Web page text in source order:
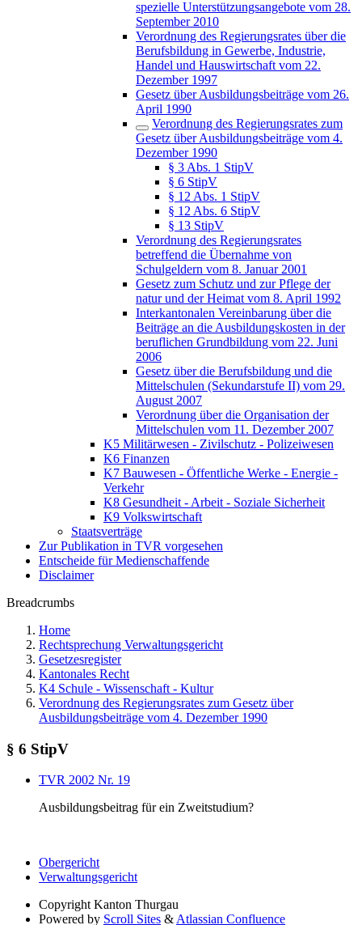
spezielle Unterstützungsangebote vom 28.
September 2010
Verordnung des Regierungsrates über die
Berufsbildung in Gewerbe, Industrie,
Handel und Hauswirtschaft vom 22.
Dezember 1997
Gesetz über Ausbildungsbeiträge vom 26.
April 1990
Verordnung des Regierungsrates zum
Gesetz über Ausbildungsbeiträge vom 4.
Dezember 1990
§ 3 Abs. 1 StipV
§ 6 StipV
§ 12 Abs. 1 StipV
§ 12 Abs. 6 StipV
§ 13 StipV
Verordnung des Regierungsrates
betreffend die Übernahme von
Schulgeldern vom 8. Januar 2001
Gesetz zum Schutz und zur Pflege der
natur und der Heimat vom 8. April 1992
Interkantonalen Vereinbarung über die
Beiträge an die Ausbildungskosten in der
beruflichen Grundbildung vom 22. Juni
2006
Gesetz über die Berufsbildung und die
Mittelschulen (Sekundarstufe II) vom 29.
August 2007
Verordnung über die Organisation der
Mittelschulen vom 11. Dezember 2007
K5 Militärwesen - Zivilschutz - Polizeiwesen
K6 Finanzen
K7 Bauwesen - Öffentliche Werke - Energie -
Verkehr
K8 Gesundheit - Arbeit - Soziale Sicherheit
K9 Volkswirtschaft
Staatsverträge
Zur Publikation in TVR vorgesehen
Entscheide für Medienschaffende
Disclaimer
Breadcrumbs
Home
Rechtsprechung Verwaltungsgericht
Gesetzesregister
Kantonales Recht
K4 Schule - Wissenschaft - Kultur
Verordnung des Regierungsrates zum Gesetz über
Ausbildungsbeiträge vom 4. Dezember 1990
§ 6 StipV
TVR 2002 Nr. 19
Ausbildungsbeitrag für ein Zweitstudium?
Obergericht
Verwaltungsgericht
Copyright Kanton Thurgau
Powered by Scroll Sites &Atlassian Confluence